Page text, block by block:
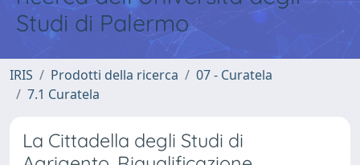
Studi di Palermo
IRIS Prodotti della ricerca
07 - Curatela
7.1 Curatela
La Cittadella degli Studi di